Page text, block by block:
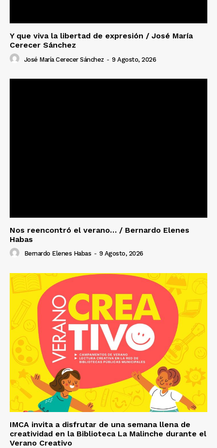
Y que viva la libertad de expresión / José María
Cerecer Sánchez
José María Cerecer Sánchez - 9 Agosto, 2026
Nos reencontró el verano… / Bernardo Elenes
Habas
Bernardo Elenes Habas - 9 Agosto, 2026
IMCA invita a disfrutar de una semana llena de
creatividad en la Biblioteca La Malinche durante el
Verano Creativo